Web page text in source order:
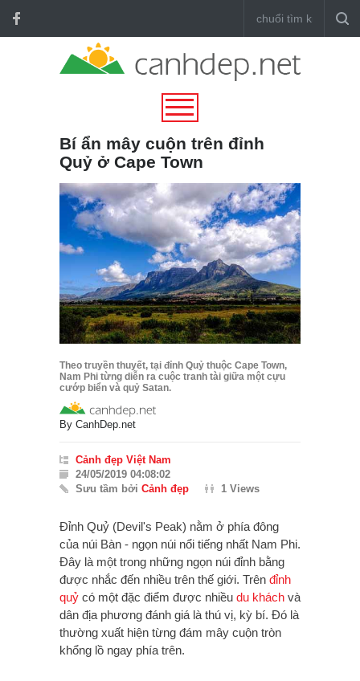
Bí ẩn mây cuộn trên đỉnh
Quỷ ở Cape Town
Theo truyền thuyết, tại đỉnh Quỷ thuộc Cape Town,
Nam Phi từng diễn ra cuộc tranh tài giữa một cựu
cướp biển và quỷ Satan.
By CanhDep.net
Cảnh đẹp Việt Nam
24/05/2019 04:08:02
Sưu tầm bởi Cảnh đẹp 1 Views
Đỉnh Quỷ (Devil's Peak) nằm ở phía đông
của núi Bàn - ngọn núi nổi tiếng nhất Nam Phi.
Đây là một trong những ngọn núi đỉnh bằng
được nhắc đến nhiều trên thế giới. Trên đỉnh
quỷ có một đặc điểm được nhiều du khách và
dân địa phương đánh giá là thú vị, kỳ bí. Đó là
thường xuất hiện từng đám mây cuộn tròn
khổng lồ ngay phía trên.